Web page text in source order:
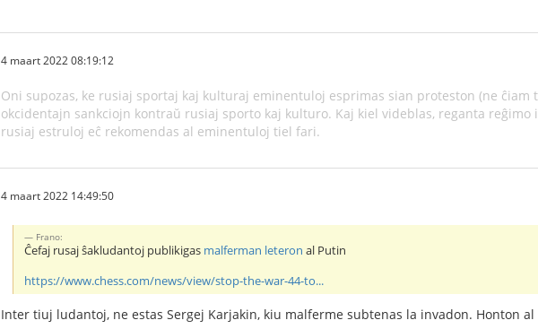
4 maart 2022 08:19:12
Oni supozas, ke rusiaj sportaj kaj kulturaj eminentuloj esprimas sian proteston (ne
okcidentajn sankciojn kontraŭ rusiaj sporto kaj kulturo. Kaj kiel videblas, reganta
rusiaj estruloj eĉ rekomendas al eminentuloj tiel fari.
4 maart 2022 14:49:50
Frano:
Ĉefaj rusaj ŝakludantoj publikigas malferman leteron al Putin
https://www.chess.com/news/view/stop-the-war-44-to...
Inter tiuj ludantoj, ne estas Sergej Karjakin, kiu malferme subtenas la invadon. Honton al